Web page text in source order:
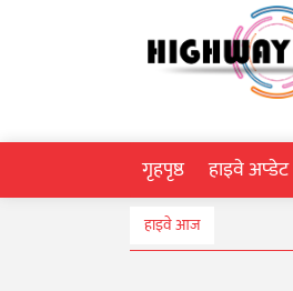
गृहपृष्ठ हाइवे अप्डेट
हाइवे आज